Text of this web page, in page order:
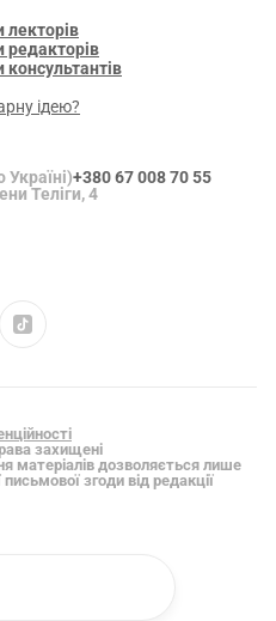
ідею?
+380 67 008 70 55
Теліги, 4
захищені
матеріалів дозволяється лише
згоди від редакції